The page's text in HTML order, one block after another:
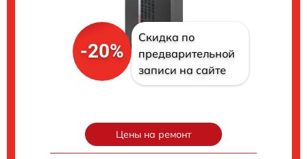
-20%
Скидка по
предварительной
записи на сайте
Цены на ремонт